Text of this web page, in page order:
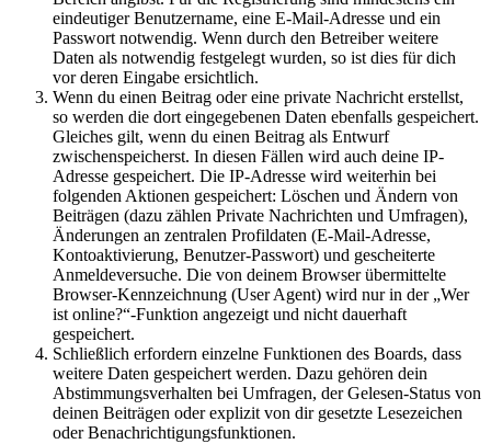
eindeutiger Benutzername, eine E-Mail-Adresse und ein
Passwort notwendig. Wenn durch den Betreiber weitere
Daten als notwendig festgelegt wurden, so ist dies für dich
vor deren Eingabe ersichtlich.
Wenn du einen Beitrag oder eine private Nachricht erstellst,
so werden die dort eingegebenen Daten ebenfalls gespeichert.
Gleiches gilt, wenn du einen Beitrag als Entwurf
zwischenspeicherst. In diesen Fällen wird auch deine IP-
Adresse gespeichert. Die IP-Adresse wird weiterhin bei
folgenden Aktionen gespeichert: Löschen und Ändern von
Beiträgen (dazu zählen Private Nachrichten und Umfragen),
Änderungen an zentralen Profildaten (E-Mail-Adresse,
Kontoaktivierung, Benutzer-Passwort) und gescheiterte
Anmeldeversuche. Die von deinem Browser übermittelte
Browser-Kennzeichnung (User Agent) wird nur in der „Wer
ist online?“-Funktion angezeigt und nicht dauerhaft
gespeichert.
Schließlich erfordern einzelne Funktionen des Boards, dass
weitere Daten gespeichert werden. Dazu gehören dein
Abstimmungsverhalten bei Umfragen, der Gelesen-Status von
deinen Beiträgen oder explizit von dir gesetzte Lesezeichen
oder Benachrichtigungsfunktionen.